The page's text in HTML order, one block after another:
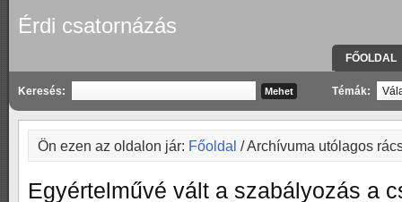
Érdi csatornázás
FŐOLDAL
Keresés: Témák:
Ön ezen az oldalon jár: Főoldal / Archívuma utólagos
Egyértelművé vált a szabályozás a